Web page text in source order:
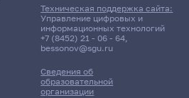
Сведения об
образовательной
организации
Техническая поддержка сайта:
Управление цифровых и
информационных технологий
+7 (8452) 21 - 06 - 64,
bessonov@sgu.ru